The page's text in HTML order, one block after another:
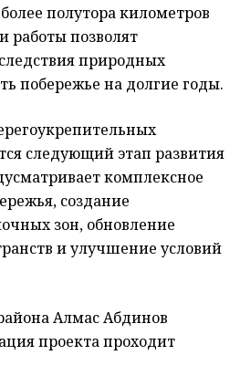
полутора километров
работы позволят
природных
побережье на долгие годы.
следующий этап развития
комплексное
создание
зон, обновление
и улучшение условий
Алмас Абдинов
проекта проходит